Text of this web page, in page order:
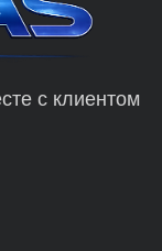
с клиентом